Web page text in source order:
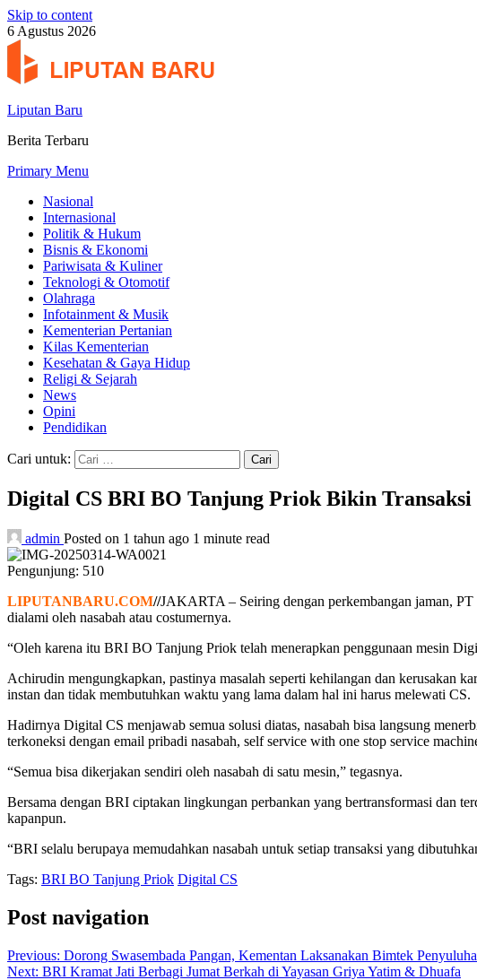
Skip to content
6 Agustus 2026
Liputan Baru
Berita Terbaru
Primary Menu
Nasional
Internasional
Politik & Hukum
Bisnis & Ekonomi
Pariwisata & Kuliner
Teknologi & Otomotif
Olahraga
Infotainment & Musik
Kementerian Pertanian
Kilas Kementerian
Kesehatan & Gaya Hidup
Religi & Sejarah
News
Opini
Pendidikan
Cari untuk:
Digital CS BRI BO Tanjung Priok Bikin Transaksi
admin Posted on 1 tahun ago 1 minute read
Pengunjung: 510
LIPUTANBARU.COM//JAKARTA – Seiring dengan perkembangan jaman,
dialami oleh nasabah atau costumernya.
“Oleh karena itu BRI BO Tanjung Priok telah menerapkan penggunaan mesin
Achirudin mengungkapkan, pastinya masalah seperti kehilangan dan kerusakan
instan dan tidak membutuhkan waktu yang lama dalam hal ini harus melewati CS.
Hadirnya Digital CS menjawab semua solusi diatas, nasabah bisa langsung
terkoneksi dengan email pribadi nasabah, self service with one stop service
“Semua bisa dikerjakan sendiri oleh nasabah di satu mesin,” tegasnya.
Bersama dengan BRI ciptakan lingkungan perbankan yang bertransformasi dan
kapanpun.
“BRI selalu berupaya memudahkan nasabah untuk setiap transaksi yang
Tags: BRI BO Tanjung Priok Digital CS
Post navigation
Previous: Dorong Swasembada Pangan, Kementan Laksanakan Bimtek
Next: BRI Kramat Jati Berbagi Jumat Berkah di Yayasan Griya Yatim & Dhuafa